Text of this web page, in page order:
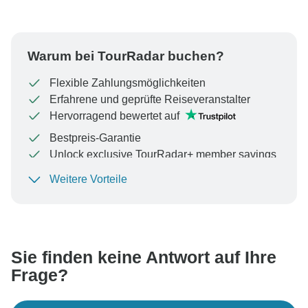
Warum bei TourRadar buchen?
Flexible Zahlungsmöglichkeiten
Erfahrene und geprüfte Reiseveranstalter
Hervorragend bewertet auf
Bestpreis-Garantie
Unlock exclusive TourRadar+ member savings
Um Ihre Zahlung zu schützen und sicherzustellen,
Weitere Vorteile
Sie finden keine Antwort auf Ihre
Frage?